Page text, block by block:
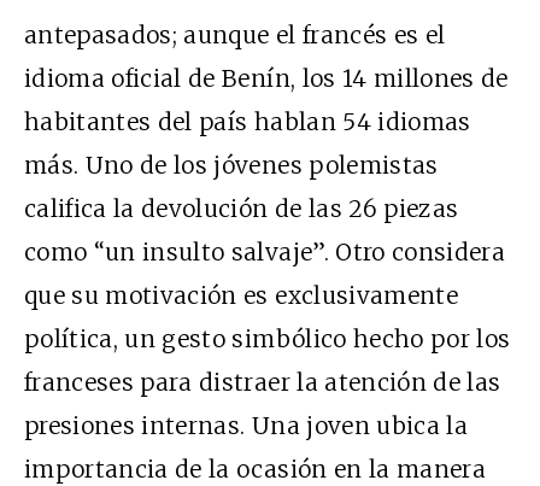
antepasados; aunque el francés es el
idioma oficial de Benín, los 14 millones de
habitantes del país hablan 54 idiomas
más. Uno de los jóvenes polemistas
califica la devolución de las 26 piezas
como “un insulto salvaje”. Otro considera
que su motivación es exclusivamente
política, un gesto simbólico hecho por los
franceses para distraer la atención de las
presiones internas. Una joven ubica la
importancia de la ocasión en la manera